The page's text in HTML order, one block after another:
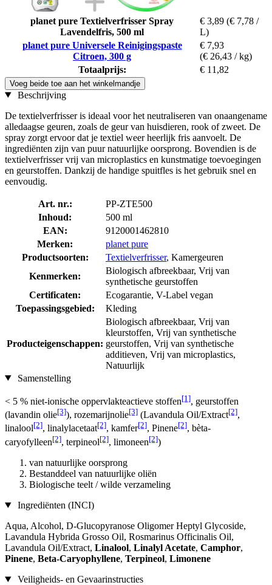
planet pure Textielverfrisser Spray
Lavendelfris, 500 ml
€ 3,89 (€ 7,78 /
L)
planet pure Universele Reinigingspaste
Citroen, 300 g
€ 7,93
(€ 26,43 / kg)
Totaalprijs:
€ 11,82
Voeg beide toe aan het winkelmandje
Beschrijving
De textielverfrisser is ideaal voor het neutraliseren van onaangename
alledaagse geuren, zoals de geur van huisdieren, rook of zweet. De
spray zorgt ervoor dat je textiel weer heerlijk fris aanvoelt. De
ingrediënten zijn van puur natuurlijke oorsprong. Bovendien is de
textielverfrisser vrij van microplastics en kunstmatige toevoegingen
en geurstoffen. Dankzij de handige spuitfles is het gebruik snel en
eenvoudig.
Art. nr.:
PP-ZTE500
Inhoud:
500 ml
EAN:
9120001462810
Merken:
planet pure
Productsoorten:
Textielverfrisser, Kamergeuren
Kenmerken:
Biologisch afbreekbaar, Vrij van
synthetische geurstoffen
Certificaten:
Ecogarantie, V-Label vegan
Toepassingsgebied:
Kleding
Producteigenschappen:
Biologisch afbreekbaar, Vrij van
kleurstoffen, Vrij van synthetische
geurstoffen, Vrij van synthetische
additieven, Vrij van microplastics,
Natuurlijk
Samenstelling
< 5 % niet-ionische oppervlakteactieve stoffen[1], geurstoffen
(lavandin olie[3]), rozemarijnolie[3] (Lavandula Oil/Extract[2],
linalool[2], linalylacetaat[2], kamfer[2], Pinene[2], bèta-
caryofylleen[2], terpineol[2], limoneen[2])
van natuurlijke oorsprong
Bestanddeel van natuurlijke oliën
Biologische teelt / wilde verzameling
Ingrediënten (INCI)
Aqua, Alcohol, D-Glucopyranose Oligomer Heptyl Glycoside,
Lavandula Hybrida Grosso Oil, Rosmarinus Officinalis Oil,
Lavandula Oil/Extract, Linalool, Linalyl Acetate, Camphor,
Pinene, Beta-Caryophyllene, Terpineol, Limonene
Veiligheids- en Gevaarinstructies